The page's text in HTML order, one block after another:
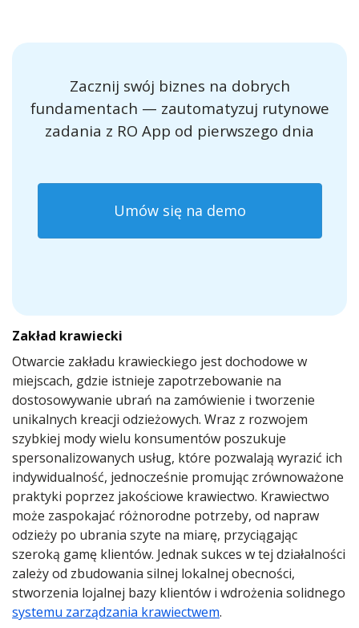
Zacznij swój biznes na dobrych
fundamentach — zautomatyzuj rutynowe
zadania z RO App od pierwszego dnia
Umów się na demo
Zakład krawiecki
Otwarcie zakładu krawieckiego jest dochodowe w
miejscach, gdzie istnieje zapotrzebowanie na
dostosowywanie ubrań na zamówienie i tworzenie
unikalnych kreacji odzieżowych. Wraz z rozwojem
szybkiej mody wielu konsumentów poszukuje
spersonalizowanych usług, które pozwalają wyrazić ich
indywidualność, jednocześnie promując zrównoważone
praktyki poprzez jakościowe krawiectwo. Krawiectwo
może zaspokajać różnorodne potrzeby, od napraw
odzieży po ubrania szyte na miarę, przyciągając
szeroką gamę klientów. Jednak sukces w tej działalności
zależy od zbudowania silnej lokalnej obecności,
stworzenia lojalnej bazy klientów i wdrożenia solidnego
systemu zarządzania krawiectwem.